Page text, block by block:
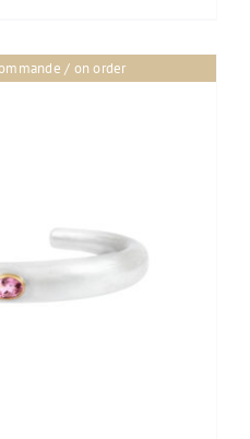
/ on order